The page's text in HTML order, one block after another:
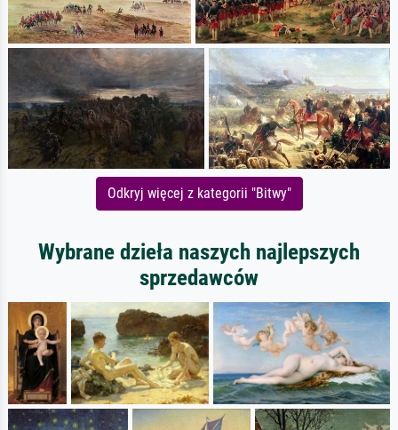
Odkryj więcej z kategorii "Bitwy"
Wybrane dzieła naszych najlepszych
sprzedawców